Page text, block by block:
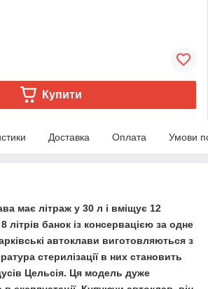
Купити
Доставка Оплата Умови
має літраж у 30 л і вміщує 12
літрів банок із консервацією за одне
автоклави виготовляються з
стерилізації в них становить
Цельсія. Ця модель дуже